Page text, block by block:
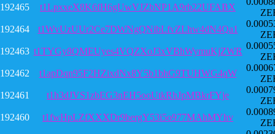
192465
t1LpxxeX8K6fH6gUwVJZbNP1A9rb22UFABX
192464
t1WvUzUUr2Ce7DWNgQNibLfvZLhw4dN4Qa1
192463 t1TYGy8QMEUyes4VQZXoJ3xVBhWymuKjZWR
192462
t1apDqn95F2HZixdNx8Y5b1bhG9TUHWG4qW
192461
t1h3dJVS1zbEG3nEH5ooUtkRhJpMBkrFYje
192460
t1fwHpLZfXXXDr9bergY53i5o977MAhMYhv